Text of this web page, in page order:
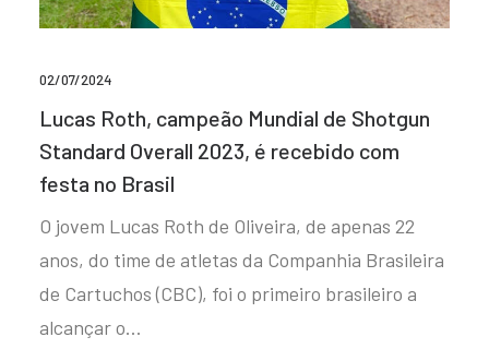
02/07/2024
Lucas Roth, campeão Mundial de Shotgun
Standard Overall 2023, é recebido com
festa no Brasil
O jovem Lucas Roth de Oliveira, de apenas 22
anos, do time de atletas da Companhia Brasileira
de Cartuchos (CBC), foi o primeiro brasileiro a
alcançar o…